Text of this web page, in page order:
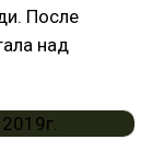
После
над